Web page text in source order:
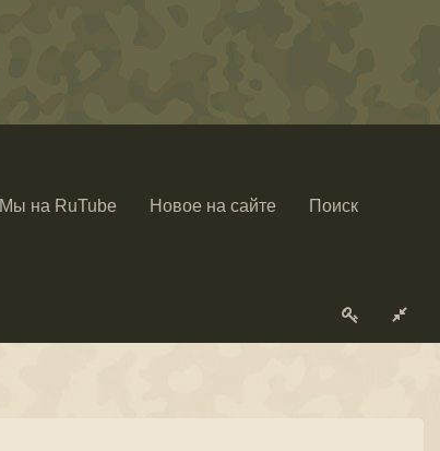
Мы на RuTube Новое на сайте Поиск